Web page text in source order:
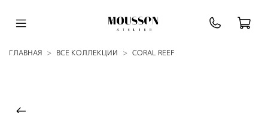
ГЛАВНАЯ ВСЕ КОЛЛЕКЦИИ CORAL REEF